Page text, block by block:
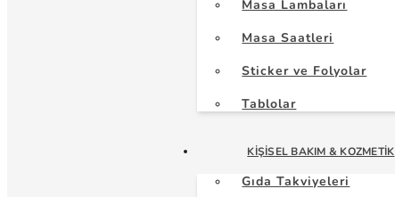
Masa Lambaları
Masa Saatleri
Sticker ve Folyolar
Tablolar
KIŞISEL BAKIM & KOZMETIK
Gıda Takviyeleri